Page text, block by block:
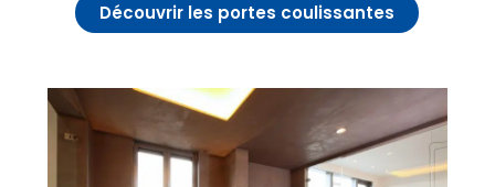
Découvrir les portes coulissantes